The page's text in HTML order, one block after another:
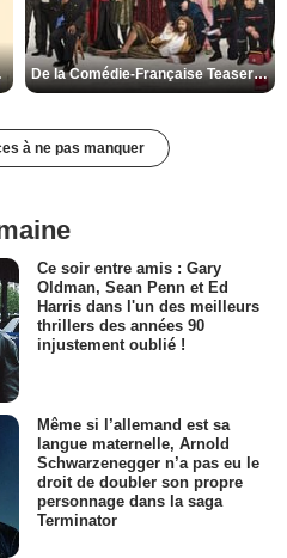
VF De la Comédie-Française Teaser VF
à ne pas manquer
Ce soir entre amis : Gary
Oldman, Sean Penn et Ed
Harris dans l'un des meilleurs
thrillers des années 90
injustement oublié !
Même si l’allemand est sa
langue maternelle, Arnold
Schwarzenegger n’a pas eu le
droit de doubler son propre
personnage dans la saga
Terminator